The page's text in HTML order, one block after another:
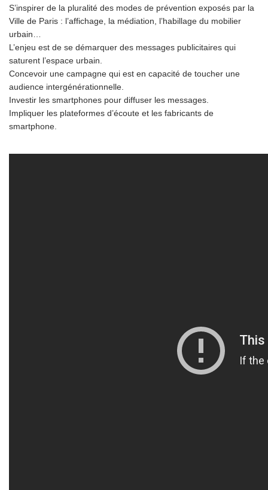
S’inspirer de la pluralité des modes de prévention exposés par la
Ville de Paris : l’affichage, la médiation, l’habillage du mobilier
urbain…
L’enjeu est de se démarquer des messages publicitaires qui
saturent l’espace urbain.
Concevoir une campagne qui est en capacité de toucher une
audience intergénérationnelle.
Investir les smartphones pour diffuser les messages.
Impliquer les plateformes d’écoute et les fabricants de
smartphone.